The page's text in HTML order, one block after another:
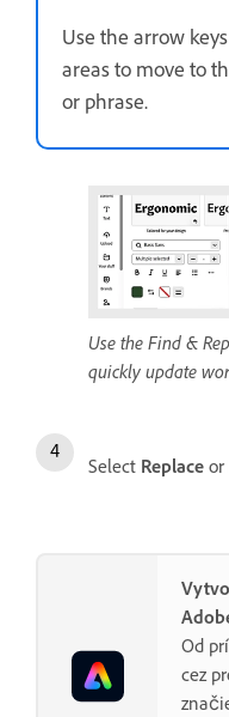
Use the arrow
areas to move to
or phrase.
Use the Find &
quickly update
Select Replace or
Od
cez